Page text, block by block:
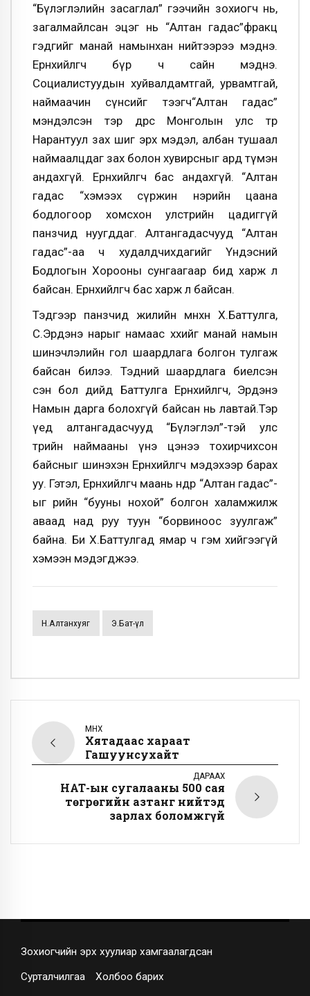
“Бүлэглэлийн засаглал” гээчийн зохиогч нь,
загалмайлсан эцэг нь “Алтан гадас”фракц
гэдгийг манай намынхан нийтээрээ мэднэ.
Ерөнхийлөгч бүр ч сайн мэднэ.
Социалистуудын хуйвалдамтгай, урвамтгай,
наймаачин сүнсийг тээгч“Алтан гадас”
мэндэлсэн тэр өдрөөс Монголын улс төр
Нарантуул зах шиг эрх мэдэл, албан тушаал
наймаалцдаг зах болон хувирсныг ард түмэн
андахгүй. Ерөнхийлөгч бас андахгүй. “Алтан
гадас “хэмээх сүржин нэрийн цаана
бодлогоор хомсхон улстөрийн цадиггүй
панзчид нуугддаг. Алтангадасчууд “Алтан
гадас”-аа ч худалдчихдагийг Үндэсний
Бодлогын Хорооны сунгаагаар бид харж л
байсан. Ерөнхийлөгч бас харж л байсан.
Тэдгээр панзчид жилийн өмнөхөн Х.Баттулга,
С.Эрдэнэ нарыг намаас хөөхийг манай намын
шинэчлэлийн гол шаардлага болгон тулгаж
байсан билээ. Тэдний шаардлага биелсэн
сэн бол өдийд Баттулга Ерөнхийлөгч, Эрдэнэ
Намын дарга болохгүй байсан нь лавтай.Тэр
үед алтангадасчууд “Бүлэглэл”-тэй улс
төрийн наймааны үнэ цэнээ тохирчихсон
байсныг шинэхэн Ерөнхийлөгч мэдэхээр барах
уу. Гэтэл, Ерөнхийлөгч маань өнөөдөр “Алтан гадас”-
ыг өөрийн “бууны нохой” болгон халамжилж
аваад над руу туун “борвиноос зуулгаж”
байна. Би Х.Баттулгад ямар ч гэм хийгээгүй
хэмээн мэдэгджээ.
Н.Алтанхуяг Э.Бат-Үүл
ӨМНӨХ
Хятадаас хараат
Гашуунсухайт
ДАРААХ
НӨАТ-ын сугалааны 500 сая
төгрөгийн азтанг нийтэд
зарлах боломжгүй
Зохиогчийн эрх хуулиар хамгаалагдсан
Сурталчилгаа Холбоо барих